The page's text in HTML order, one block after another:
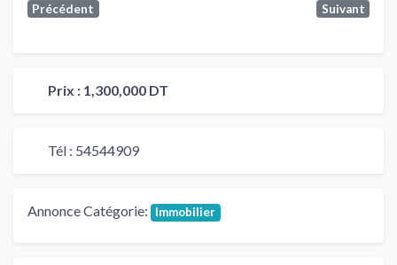
Précédent Suivant
Prix : 1,300,000 DT
Tél : 54544909
Annonce Catégorie: Immobilier